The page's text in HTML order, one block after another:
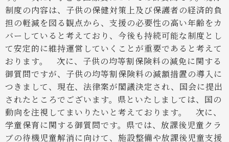
制度の内容は、子供の保健対策上及び保護者の経済的負
担の軽減を図る観点から、支援の必要性の高い年齢をカ
バーしていると考えており、今後も持続可能な制度とし
て安定的に維持運営していくことが重要であると考えて
おります。
次に、子供の均等割保険料の減免に関する
御質問ですが、子供の均等割保険料の減額措置の導入に
つきまして、現在、法律案が閣議決定され、国会に提出
されたところでございます。県といたしましては、国の
動向を注視してまいりたいと考えております。
次に、
学童保育に関する御質問です。県では、放課後児童クラ
ブの待機児童解消に向けて、施設整備や放課後児童支援